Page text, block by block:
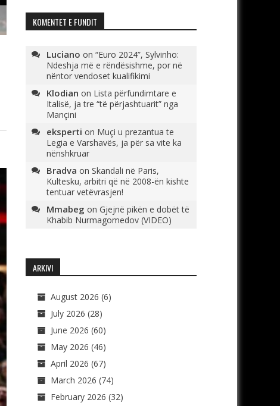
KOMENTET E FUNDIT
Luciano on “Euro 2024”, Sylvinho:
Ndeshja më e rëndësishme, por në
nëntor vendoset kualifikimi
Klodian on Lista përfundimtare e
Italisë, ja tre “të përjashtuarit” nga
Mançini
eksperti on Muçi u prezantua te
Legia e Varshavës, ja për sa vite ka
nënshkruar
Bradva on Skandali në Paris,
Kultesku, arbitri që në 2008-ën kishte
tentuar vetëvrasjen!
Mmabeg on Gjejnë pikën e dobët të
Khabib Nurmagomedov (VIDEO)
ARKIVI
August 2026 (6)
July 2026 (28)
June 2026 (60)
May 2026 (46)
April 2026 (67)
March 2026 (74)
February 2026 (32)